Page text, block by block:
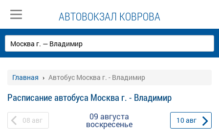
АВТОВОКЗАЛ КОВРОВА
Главная Автобус Москва г. - Владимир
Расписание автобуса Москва г. - Владимир
08 авг 09 августа
воскресенье 10авг